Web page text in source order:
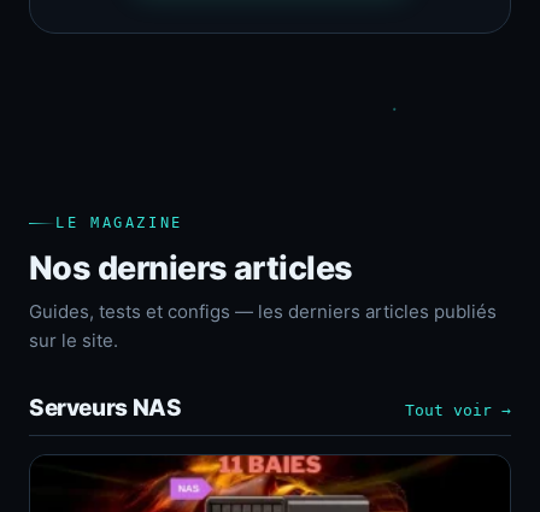
LE MAGAZINE
Nos derniers articles
Guides, tests et configs — les derniers articles publiés
sur le site.
Serveurs NAS Tout voir →